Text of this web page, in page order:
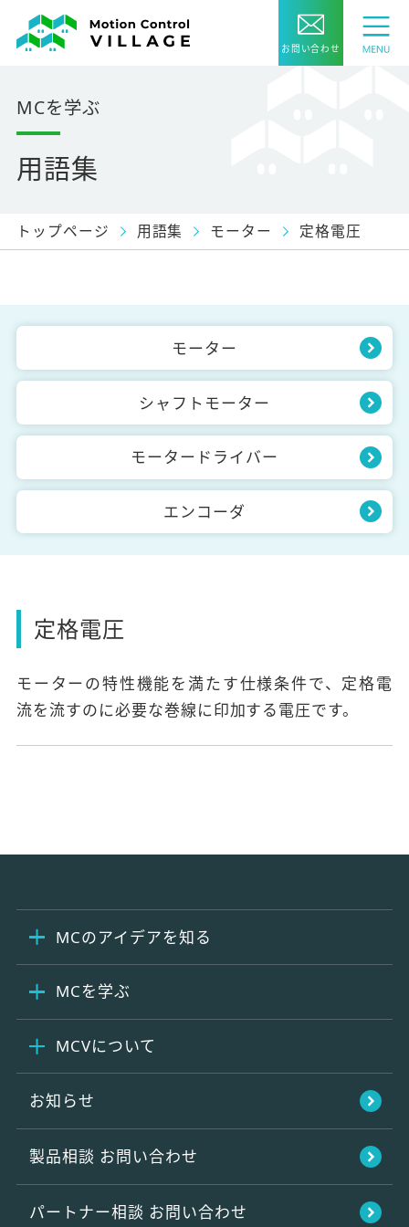
お問い合わせ
MCを学ぶ
用語集
トップページ 用語集 モーター 定格電圧
モーター
シャフトモーター
モータードライバー
エンコーダ
定格電圧
モーターの特性機能を満たす仕様条件で、定格電
流を流すのに必要な巻線に印加する電圧です。
MCのアイデアを知る
MCを学ぶ
MCVについて
お知らせ
製品相談 お問い合わせ
パートナー相談 お問い合わせ